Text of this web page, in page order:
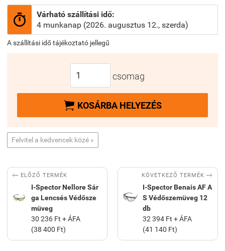

Várható szállítási idő:
4 munkanap (2026. augusztus 12., szerda)
A szállítási idő tájékoztató jellegű
csomag
 KOSÁRBA HELYEZÉS
Felvitel a kedvencek közé »
 ELŐZŐ TERMÉK
I-Spector Nellore Sár
ga Lencsés Védősze
müveg
30 236 Ft + ÁFA
(38 400 Ft)
KÖVETKEZŐ TERMÉK 
I-Spector Benais AF A
S Védőszemüveg 12
db
32 394 Ft + ÁFA
(41 140 Ft)